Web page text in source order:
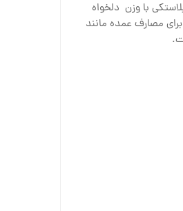
با وزن دلخواه
مصارف عمده مانند